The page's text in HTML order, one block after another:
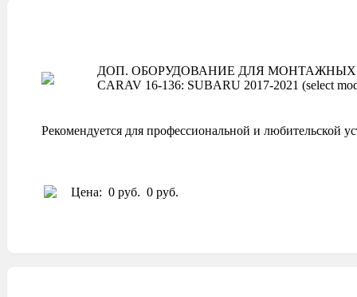
ДОП. ОБОРУДОВАНИЕ ДЛЯ МОНТАЖНЫХ
CARAV 16-136: SUBARU 2017-2021 (select
Рекомендуется для профессиональной и любительской
Цена: 0 руб. 0 руб.